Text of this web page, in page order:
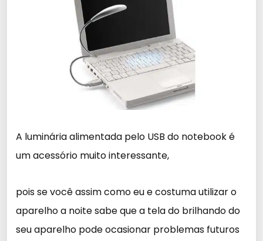
A luminária alimentada pelo USB do notebook é
um acessório muito interessante,
pois se você assim como eu e costuma utilizar o
aparelho a noite sabe que a tela do brilhando do
seu aparelho pode ocasionar problemas futuros